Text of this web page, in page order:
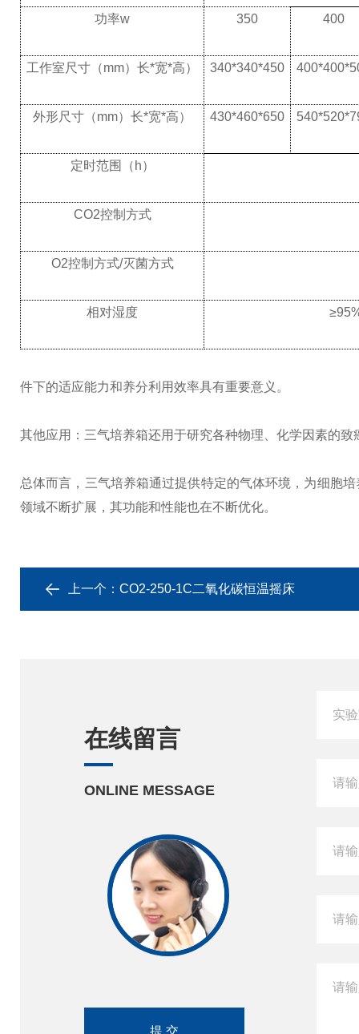
功率w 350 400
工作室尺寸（mm）长*宽*高） 340*340*450
外形尺寸（mm）长*宽*高） 430*460*650
定时范围（ h）
CO2控制方式
O2控制方式/灭菌方式
相对湿度 ≥
件下的适应能力和养分利用效率具有重要意义。
其他应用：三气培养箱还用于研究各种物理、化学因素的
总体而言，三气培养箱通过提供特定的气体环境，为细胞
领域不断扩展，其功能和性能也在不断优化。
上一个： CO2-250-1C二氧化碳恒温摇床
在线留言
ONLINE MESSAGE